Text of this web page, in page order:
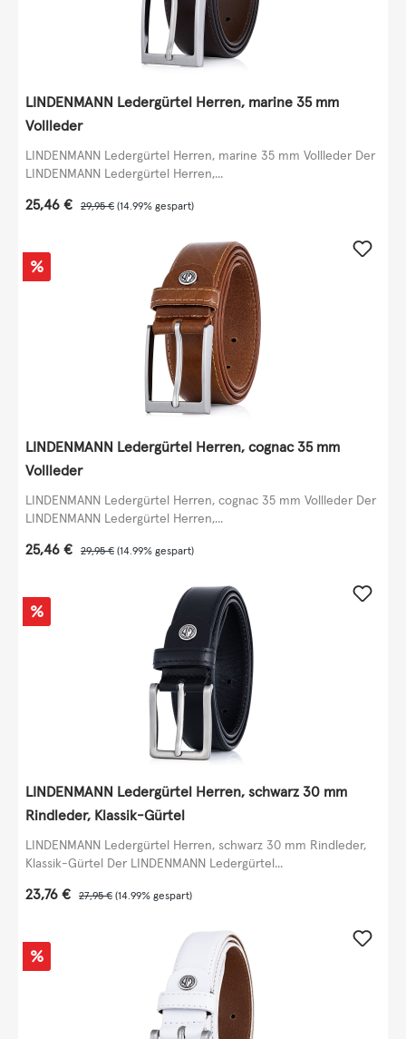
LINDENMANN Ledergürtel Herren, marine 35 mm
Vollleder
LINDENMANN Ledergürtel Herren, marine 35 mm Vollleder Der
LINDENMANN Ledergürtel Herren,...
Verkaufspreis:
25,46 € Regulärer Preis:
29,95 € (14.99% gespart)
Rabatt
%
LINDENMANN Ledergürtel Herren, cognac 35 mm
Vollleder
LINDENMANN Ledergürtel Herren, cognac 35 mm Vollleder Der
LINDENMANN Ledergürtel Herren,...
Verkaufspreis:
25,46 € Regulärer Preis:
29,95 € (14.99% gespart)
Rabatt
%
LINDENMANN Ledergürtel Herren, schwarz 30 mm
Rindleder, Klassik-Gürtel
LINDENMANN Ledergürtel Herren, schwarz 30 mm Rindleder,
Klassik-Gürtel Der LINDENMANN Ledergürtel...
Verkaufspreis:
23,76 € Regulärer Preis:
27,95 € (14.99% gespart)
Rabatt
%